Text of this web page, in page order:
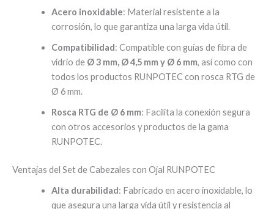
Acero inoxidable: Material resistente a la
corrosión, lo que garantiza una larga vida útil.
Compatibilidad: Compatible con guías de fibra de
vidrio de Ø 3 mm, Ø 4,5 mm y Ø 6 mm, así como con
todos los productos RUNPOTEC con rosca RTG de
Ø 6 mm.
Rosca RTG de Ø 6 mm: Facilita la conexión segura
con otros accesorios y productos de la gama
RUNPOTEC.
Ventajas del Set de Cabezales con Ojal RUNPOTEC
Alta durabilidad: Fabricado en acero inoxidable, lo
que asegura una larga vida útil y resistencia al